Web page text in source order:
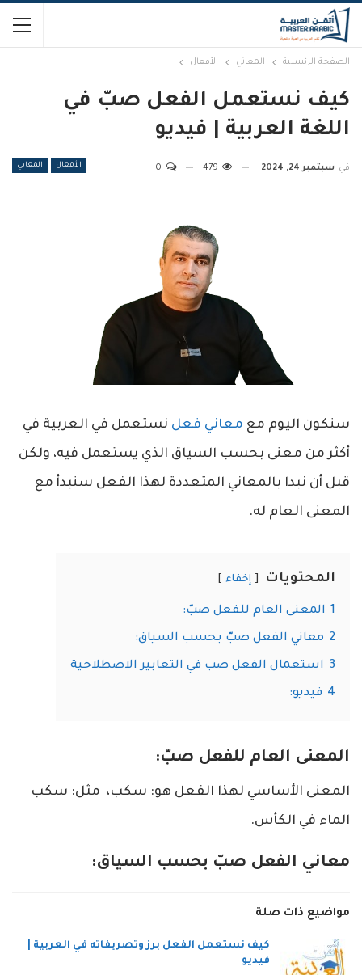
الصفحة الرئيسية المعاني الأفعال
كيف نستعمل الفعل صبّ في
اللغة العربية | فيديو
الأفعال المعاني في سبتمبر 24, 2024
سنكون اليوم مع معاني فعل نستعمل في العربية في
أكثر من معنى بحسب السياق الذي يستعمل فيه، ولكن
قبل أن نبدا بالمعاني المتعددة لهذا الفعل سنبدأ مع
المعنى العام له.
المحتويات إخفاء
1 المعنى العام للفعل صبّ:
2 معاني الفعل صبّ بحسب السياق:
3 استعمال الفعل صب في التعابير الاصطلاحية
4 فيديو:
المعنى العام للفعل صبّ:
المعنى الأساسي لهذا الفعل هو: سكب، مثل: سكب
الماء في الكأس.
معاني الفعل صبّ بحسب السياق:
مواضيع ذات صلة
كيف نستعمل الفعل برز وتصريفاته في العربية |
فيديو